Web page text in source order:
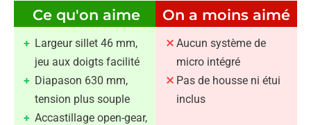
Ce qu'on aime
Largeur sillet 46 mm,
jeu aux doigts facilité
Diapason 630 mm,
tension plus souple
Accastillage open-gear,
On a moins aimé
Aucun système de
micro intégré
Pas de housse ni étui
inclus